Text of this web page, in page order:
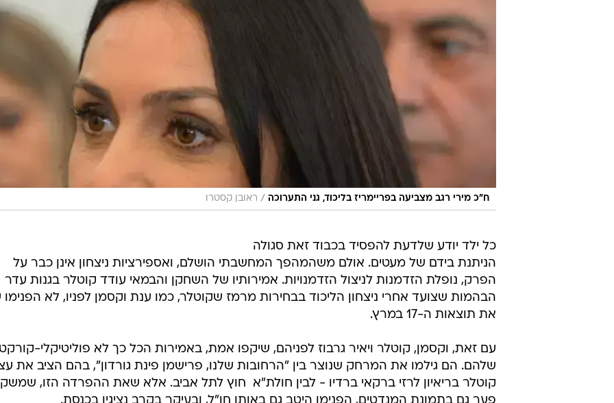
ח"כ מירי רגב מצביעה בפריימריז בליכוד, גני התערוכה / ראובן קסטרו
כל ילד יודע שלדעת להפסיד בכבוד זאת סגולה
הניתנת בידם של מעטים. אולם משהמהפך המחשבתי הושלם, ואספירציות ניצחון אינן כבר על
הפרק, נופלת הזדמנות לניצול הזדמנויות. אמירותיו של השחקן והבמאי עודד קוטלר בגנות עדר
הבהמות שצועד אחרי ניצחון הליכוד בבחירות מרמז שקוטלר, כמו ענת וקסמן לפניו, לא הפנימו
את תוצאות ה-17 במרץ.
עם זאת, וקסמן, קוטלר ויאיר גרבוז לפניהם, שיקפו אמת, באמירות הכל כך לא פוליטיקלי-
שלהם. הם גילמו את המרחק שנוצר בין "הרחובות שלנו, פרישמן פינת גורדון", בהם הציב את
קוטלר בריאיון לרזי ברקאי ברדיו - לבין חולת"א  חוץ לתל אביב. אלא שאת ההפרדה הזו,
פער גם בתמונת המנדטים, הפנימו היטב גם באותו חו"ל, ובעיקר בקרב נציגיו בכנסת.